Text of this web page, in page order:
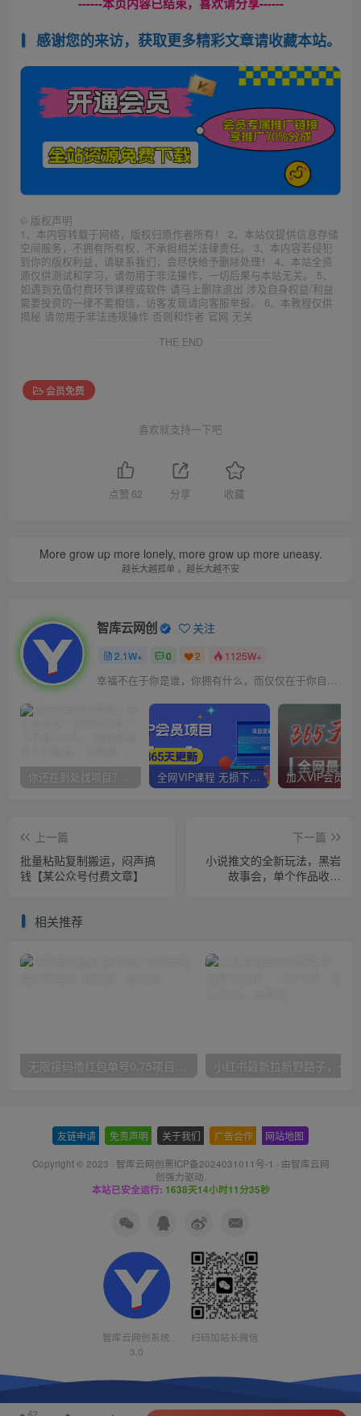
感谢您的来访，获取更多精彩文章请收藏本站。
© 版权声明
1、本内容转载于网络，版权归原作者所有！ 2、本站仅提供信息存储
空间服务，不拥有所有权，不承担相关法律责任。 3、本内容若侵犯
到你的版权利益，请联系我们，会尽快给予删除处理！ 4、本站全资
源仅供测试和学习，请勿用于非法操作，一切后果与本站无关。 5、
如遇到充值付费环节课程或软件 请马上删除退出 涉及自身权益/利益
需要投资的一律不要相信，访客发现请向客服举报。 6、本教程仅供
揭秘 请勿用于非法违规操作 否则和作者 官网 无关
THE END
会员免费
喜欢就支持一下吧
点赞 62 分享 收藏
More grow up more lonely, more grow up more uneasy.
越长大越孤单 ，越长大越不安
智库云网创 关注
2.1W+ 0 2 1125W+
幸福不在于你是谁，你拥有什么，而仅仅在于你自己怎么看待
你还在到处找项目？还在当韭菜？我靠卖项目一个月收入5万+，曾经我也是个失败者。 全网VIP课程 无损下载~
上一篇
批量粘贴复制搬运，闷声搞
钱【某公众号付费文章】
下一篇
小说推文的全新玩法，黑岩
故事会，单个作品收益
相关推荐
无限接码撸红包单号0.75项目无偿分享给你【揭秘】
友链申请 免责声明 关于我们 广告合作 网站地图
Copyright © 2023 · 智库云网创黑ICP备2024031011号-1 · 由智库云网
创强力驱动.
本站已安全运行: 1638天14小时11分37秒
智库云网创系统
3.0
扫码加站长微信